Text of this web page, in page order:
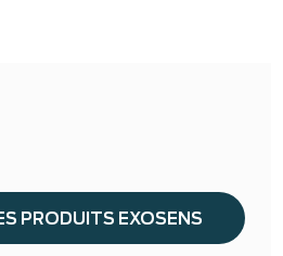
PRODUITS EXOSENS